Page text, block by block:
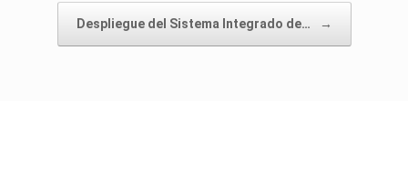
Despliegue del Sistema Integrado de… →